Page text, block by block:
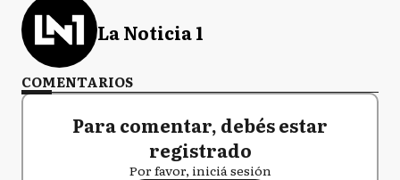
La Noticia 1
COMENTARIOS
Para comentar, debés estar
registrado
Por favor, iniciá sesión